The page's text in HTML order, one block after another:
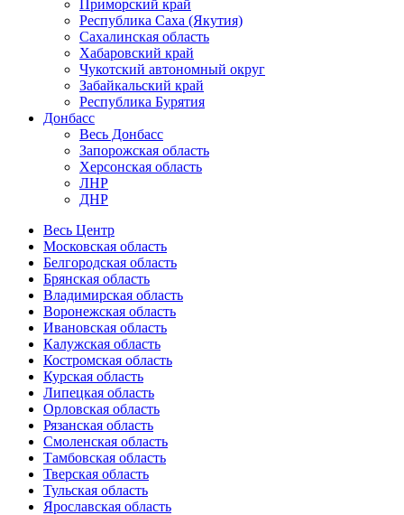
Приморский край
Республика Саха (Якутия)
Сахалинская область
Хабаровский край
Чукотский автономный округ
Забайкальский край
Республика Бурятия
Донбасс
Весь Донбасс
Запорожская область
Херсонская область
ЛНР
ДНР
Весь Центр
Московская область
Белгородская область
Брянская область
Владимирская область
Воронежская область
Ивановская область
Калужская область
Костромская область
Курская область
Липецкая область
Орловская область
Рязанская область
Смоленская область
Тамбовская область
Тверская область
Тульская область
Ярославская область